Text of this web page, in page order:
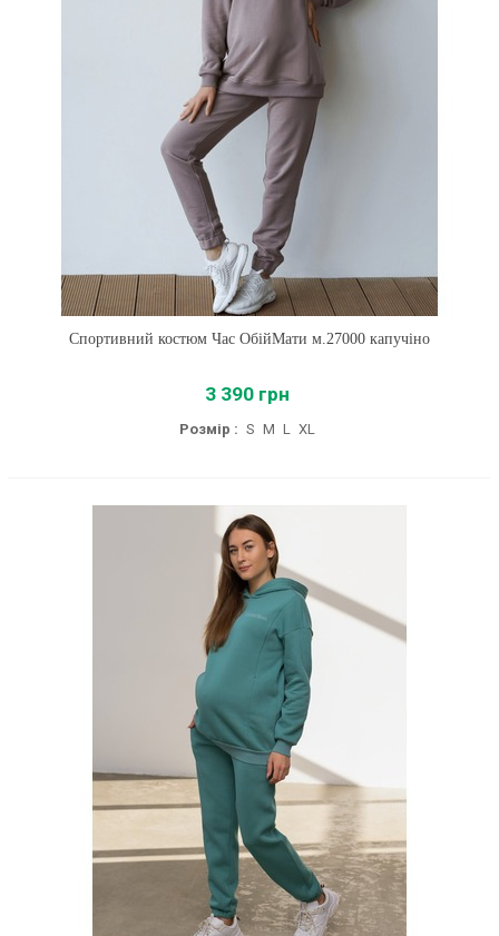
Спортивний костюм Час ОбійМати м.27000 капучіно
3 390 грн
Розмір : S M L XL